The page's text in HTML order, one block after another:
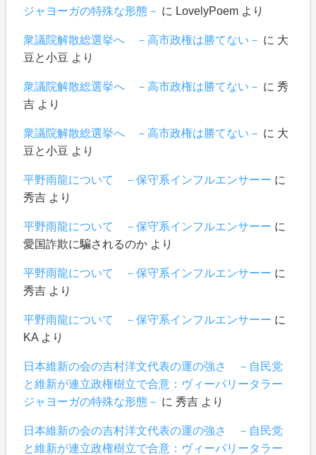
ジャヨーガの特殊な形態－ に LovelyPoemより
衆議院解散総選挙へ －高市政権は勝てない－ に 大
豆と小豆 より
衆議院解散総選挙へ －高市政権は勝てない－ に 秀
吉より
衆議院解散総選挙へ －高市政権は勝てない－ に 大
豆と小豆 より
平野雨龍について －保守系インフルエンサーー に
秀吉より
平野雨龍について －保守系インフルエンサーー に
愛国詐欺に騙されるのかより
平野雨龍について －保守系インフルエンサーー に
秀吉より
平野雨龍について －保守系インフルエンサーー に
KAより
日本維新の会の吉村洋文代表の運の強さ －自民党
と維新が連立政権樹立で合意：ヴィーパリータラー
ジャヨーガの特殊な形態－ に 秀吉より
日本維新の会の吉村洋文代表の運の強さ －自民党
と維新が連立政権樹立で合意：ヴィーパリータラー